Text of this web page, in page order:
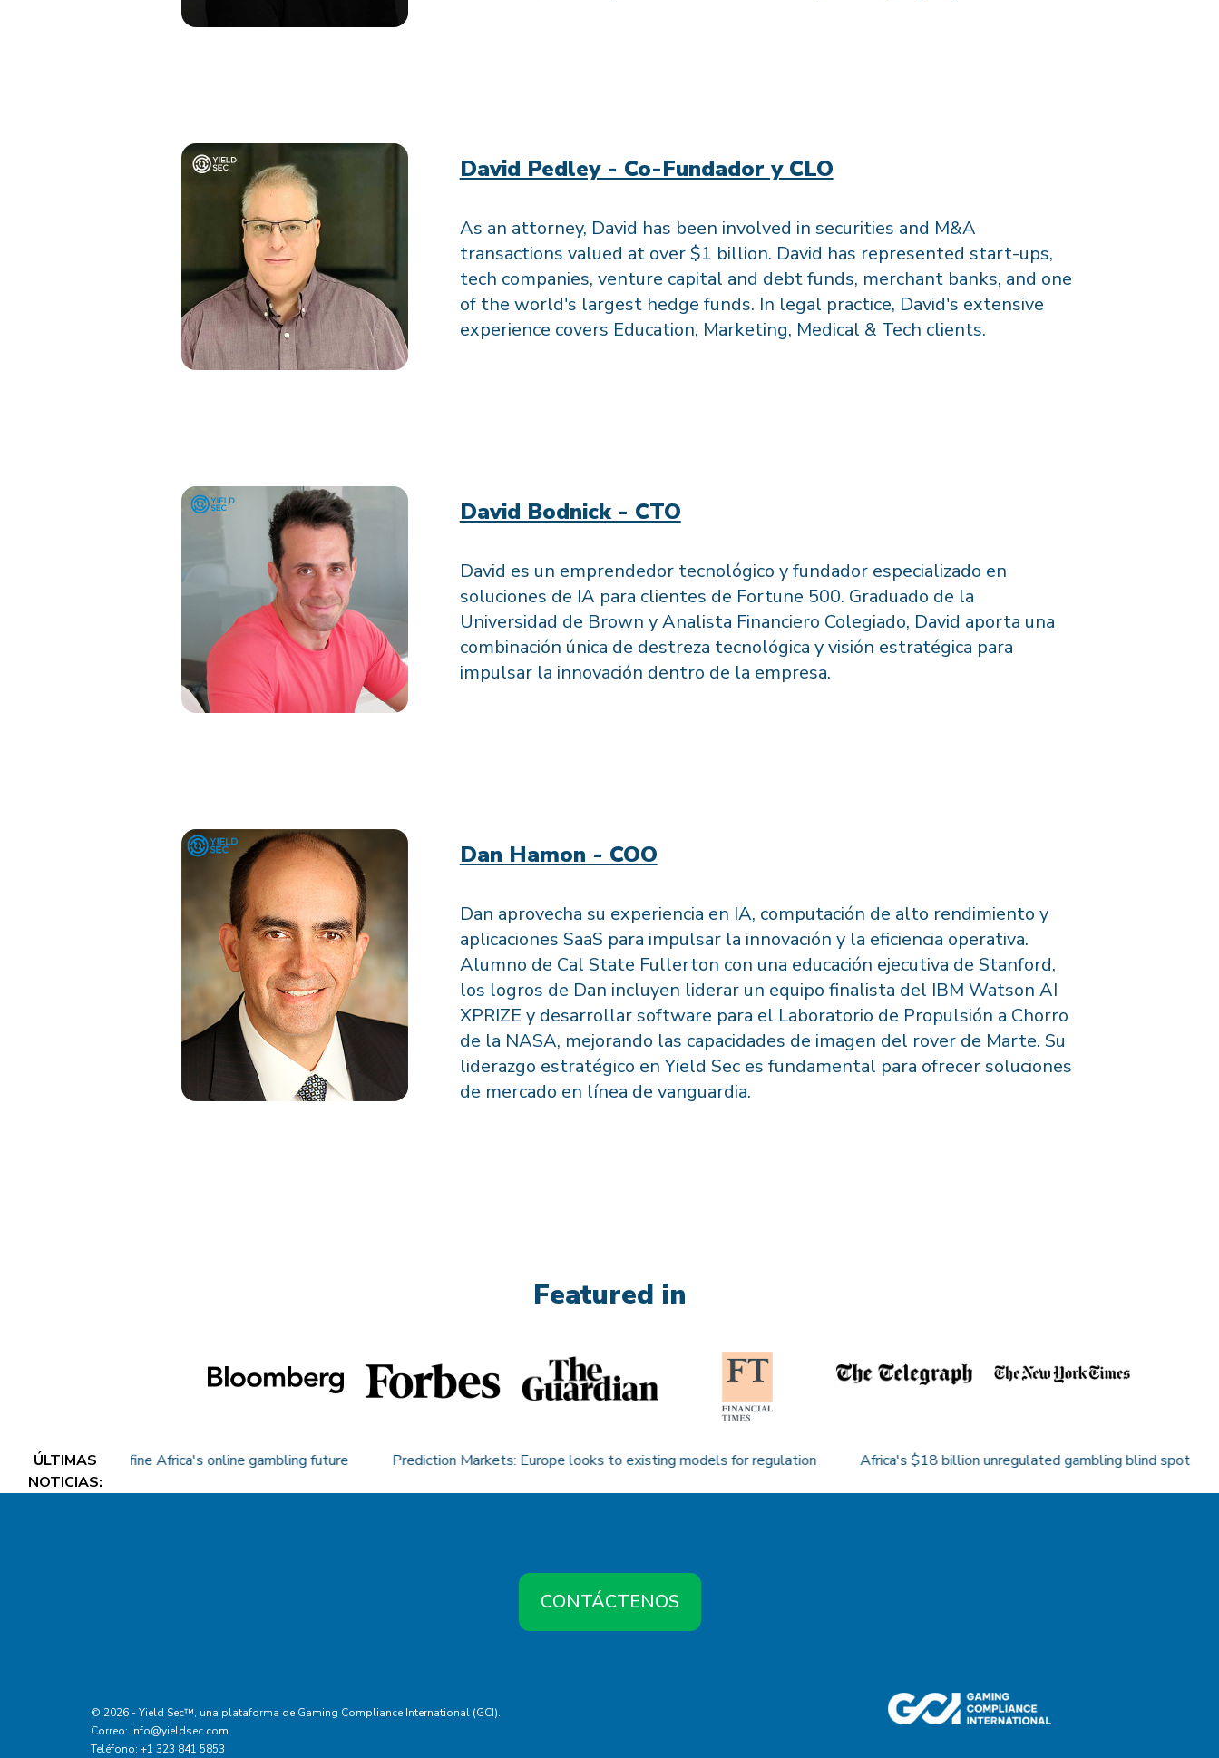
David Pedley - Co-Fundador y CLO
As an attorney, David has been involved in securities and M&A
transactions valued at over $1 billion. David has represented start-ups,
tech companies, venture capital and debt funds, merchant banks, and one
of the world's largest hedge funds. In legal practice, David's extensive
experience covers Education, Marketing, Medical & Tech clients.
David Bodnick - CTO
David es un emprendedor tecnológico y fundador especializado en
soluciones de IA para clientes de Fortune 500. Graduado de la
Universidad de Brown y Analista Financiero Colegiado, David aporta una
combinación única de destreza tecnológica y visión estratégica para
impulsar la innovación dentro de la empresa.
Dan Hamon - COO
Dan aprovecha su experiencia en IA, computación de alto rendimiento y
aplicaciones SaaS para impulsar la innovación y la eficiencia operativa.
Alumno de Cal State Fullerton con una educación ejecutiva de Stanford,
los logros de Dan incluyen liderar un equipo finalista del IBM Watson AI
XPRIZE y desarrollar software para el Laboratorio de Propulsión a Chorro
de la NASA, mejorando las capacidades de imagen del rover de Marte. Su
liderazgo estratégico en Yield Sec es fundamental para ofrecer soluciones
de mercado en línea de vanguardia.
Featured in
ÚLTIMAS
NOTICIAS:
will define Africa's online gambling future Prediction Markets: Europe looks to existing models for regulation Africa's $18 billion unregulated gambling blind spot
CONTÁCTENOS
© 2026- Yield Sec™, una plataforma de Gaming Compliance International (GCI).
Correo: info@yieldsec.com
Teléfono: +1 323 841 5853